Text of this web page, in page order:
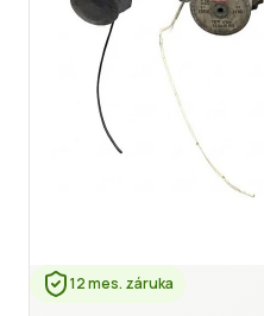
12 mes. záruka